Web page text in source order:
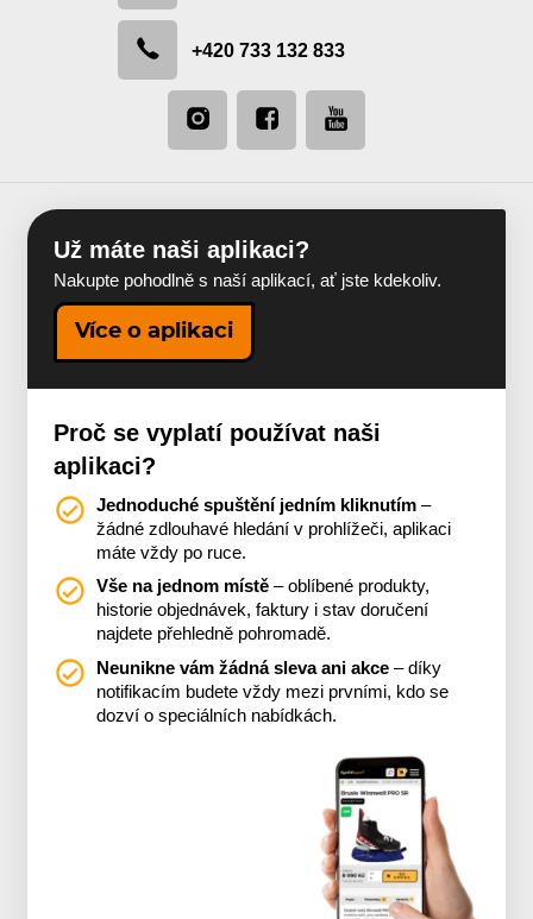
+420 733 132 833
Už máte naši aplikaci?
Nakupte pohodlně s naší aplikací, ať jste kdekoliv.
Více o aplikaci
Proč se vyplatí používat naši
aplikaci?
Jednoduché spuštění jedním kliknutím –
žádné zdlouhavé hledání v prohlížeči, aplikaci
máte vždy po ruce.
Vše na jednom místě – oblíbené produkty,
historie objednávek, faktury i stav doručení
najdete přehledně pohromadě.
Neunikne vám žádná sleva ani akce – díky
notifikacím budete vždy mezi prvními, kdo se
dozví o speciálních nabídkách.